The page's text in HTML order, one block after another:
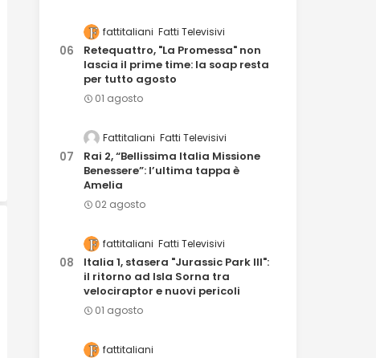
fattitaliani Fatti Televisivi
Retequattro, "La Promessa" non
lascia il prime time: la soap resta
per tutto agosto
01 agosto
Fattitaliani Fatti Televisivi
Rai 2, “Bellissima Italia Missione
Benessere”: l’ultima tappa è
Amelia
02 agosto
fattitaliani Fatti Televisivi
Italia 1, stasera "Jurassic Park III":
il ritorno ad Isla Sorna tra
velociraptor e nuovi pericoli
01 agosto
fattitaliani